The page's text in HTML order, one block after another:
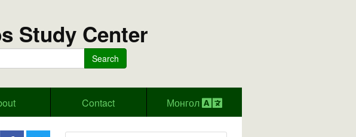
Study Center
Search
Contact Монгол